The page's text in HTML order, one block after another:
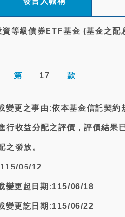
等級債券ETF基金 (基金之
第 17 款
變更之事由:依本基金信託契約
行收益分配之評價，評價結果
之發放。
06/12
變更起日期:115/06/18
變更訖日期:115/06/22